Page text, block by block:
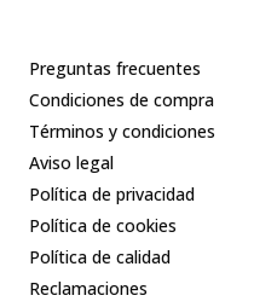
Preguntas frecuentes
Condiciones de compra
Términos y condiciones
Aviso legal
Política de privacidad
Política de cookies
Política de calidad
Reclamaciones